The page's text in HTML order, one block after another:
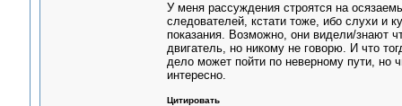
У меня рассуждения строятся на
следователей, кстати тоже, ибо слухи и
показания. Возможно, они видели/знают
двигатель, но никому не говорю. И что
дело может пойти по неверному пути, но
интересно.
Цитировать